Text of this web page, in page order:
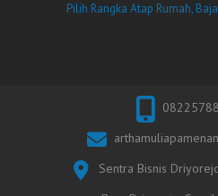
Pilih Rangka Atap Rumah,
Sentra Bisnis